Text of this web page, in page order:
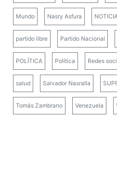
Mundo Nasry Asfura
partido libre Partido Nacional
POLÍTICA Política Redes
salud Salvador Nasralla
Tomás Zambrano Venezuela